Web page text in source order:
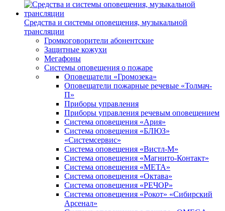
Средства и системы оповещения, музыкальной
трансляции
Громкоговорители абонентские
Защитные кожухи
Мегафоны
Системы оповещения о пожаре
Оповещатели «Громозека»
Оповещатели пожарные речевые «Толмач-
П»
Приборы управления
Приборы управления речевым оповещением
Система оповещения «Ария»
Система оповещения «БЛЮЗ»
«Системсервис»
Система оповещения «Вистл-М»
Система оповещения «Магнито-Контакт»
Система оповещения «МЕТА»
Система оповещения «Октава»
Система оповещения «РЕЧОР»
Система оповещения «Рокот» «Сибирский
Арсенал»